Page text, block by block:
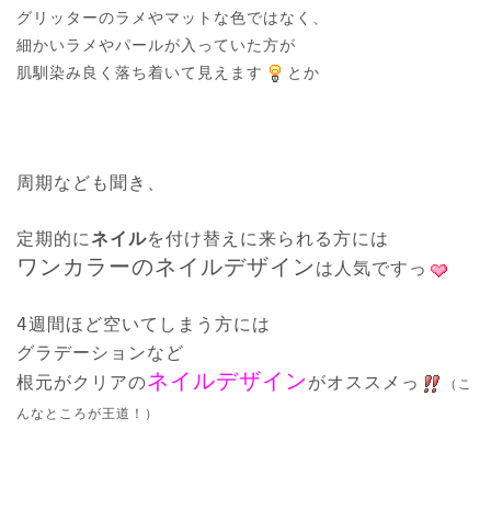
グリッターのラメやマットな色ではなく、
細かいラメやパールが入っていた方が
肌馴染み良く落ち着いて見えます
とか
周期なども聞き、
定期的にネイル
ワンカラーのネイルデザインは人気ですっ
4週間ほど空いてしまう方には
グラデーションなど
根元がクリアのネイルデザインがオススメっ
（こ
んなところが王道！）